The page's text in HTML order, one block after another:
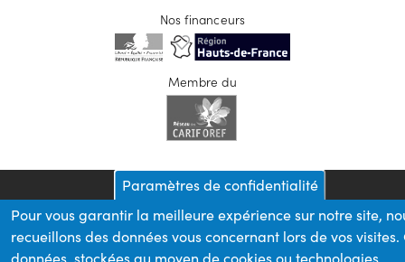
Nos financeurs
Membre du
Paramètres de confidentialité
Pour vous garantir la meilleure expérience sur notre site,
recueillons des données vous concernant lors de vos visites.
données, stockées au moyen de cookies ou technologies